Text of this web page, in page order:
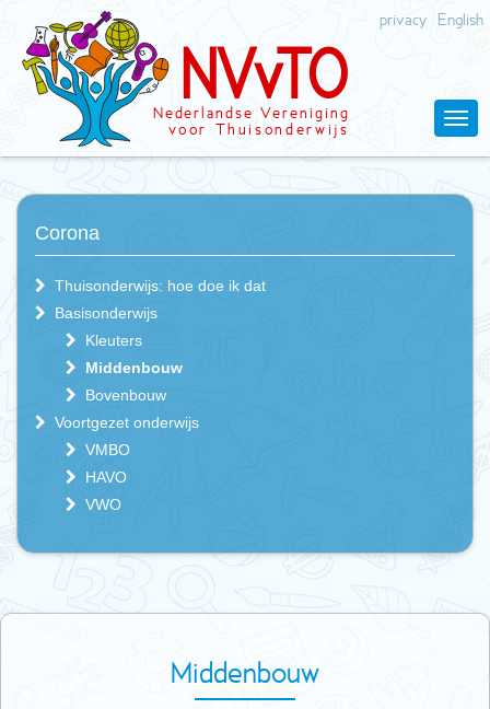
privacy English
NVvTO
Nederlandse Vereniging
voor Thuisonderwijs
Corona
Thuisonderwijs: hoe doe ik dat
Basisonderwijs
Kleuters
Middenbouw
Bovenbouw
Voortgezet onderwijs
VMBO
HAVO
VWO
Middenbouw